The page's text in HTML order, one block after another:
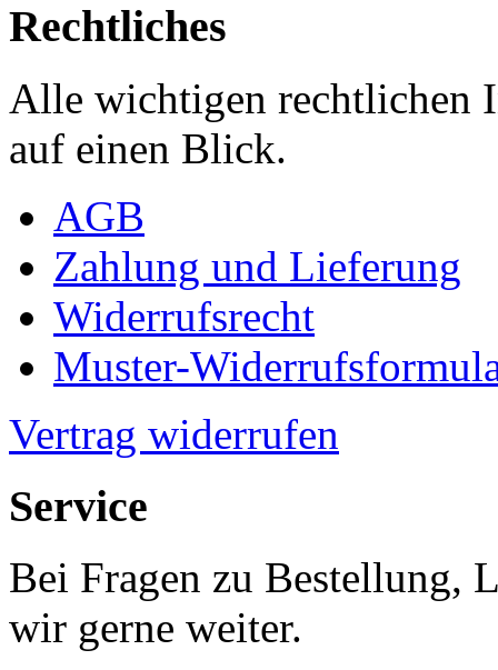
Rechtliches
Alle wichtigen rechtlichen
auf einen Blick.
AGB
Zahlung und Lieferung
Widerrufsrecht
Muster-
Vertrag widerrufen
Service
Bei Fragen zu Bestellung,
wir gerne weiter.